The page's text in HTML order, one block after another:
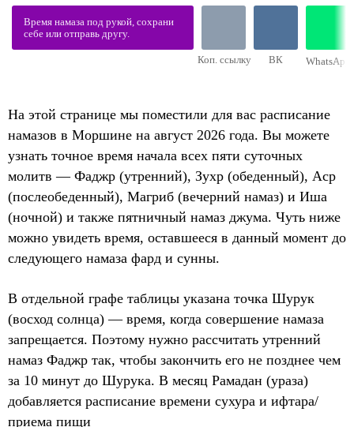
Время намаза под рукой, сохрани
себе или отправь другу.
Коп. ссылку ВК WhatsApp
На этой странице мы поместили для вас расписание
намазов в Моршине на август 2026 года. Вы можете
узнать точное время начала всех пяти суточных
молитв — Фаджр (утренний), Зухр (обеденный), Аср
(послеобеденный), Магриб (вечерний намаз) и Иша
(ночной) и также пятничный намаз джума. Чуть ниже
можно увидеть время, оставшееся в данный момент до
следующего намаза фард и сунны.
В отдельной графе таблицы указана точка Шурук
(восход солнца) — время, когда совершение намаза
запрещается. Поэтому нужно рассчитать утренний
намаз Фаджр так, чтобы закончить его не позднее чем
за 10 минут до Шурука. В месяц Рамадан (ураза)
добавляется расписание времени сухура и ифтара/
приема пищи